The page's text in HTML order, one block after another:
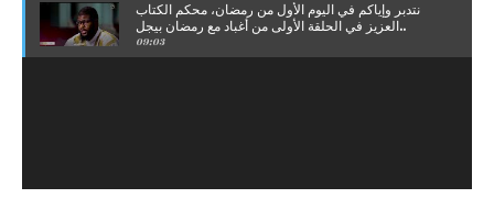
نتدبر وإياكم في اليوم الأول من رمضان، محكم الكتاب
العزيز في الحلقة الأولى من أغباد مع رمضان بيجل..
09:03